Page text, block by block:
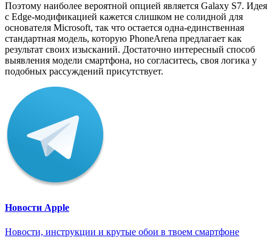
Поэтому наиболее вероятной опцией является Galaxy S7. Идея
с Edge-модификацией кажется слишком не солидной для
основателя Microsoft, так что остается одна-единственная
стандартная модель, которую PhoneArena предлагает как
результат своих изысканий. Достаточно интересный способ
выявления модели смартфона, но согласитесь, своя логика у
подобных рассуждений присутствует.
Новости Apple
Новости, инструкции и крутые обои в твоем смартфоне